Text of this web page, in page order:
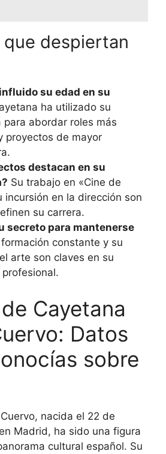
despiertan
su edad en su
ha utilizado su
para abordar roles más
proyectos de mayor
destacan en su
Su trabajo en «Cine de
incursión en la dirección son
su carrera.
secreto para mantenerse
constante y su
arte son claves en su
Cayetana
Datos
sobre
nacida el 22 de
Madrid, ha sido una figura
cultural español. Su